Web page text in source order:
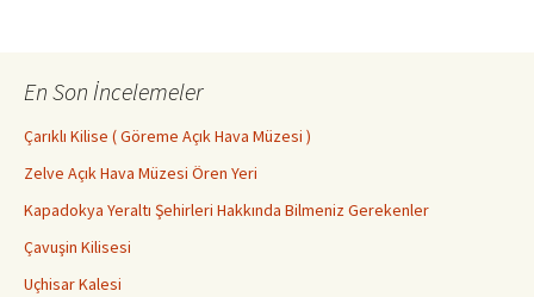
En Son İncelemeler
Çarıklı Kilise ( Göreme Açık Hava Müzesi )
Zelve Açık Hava Müzesi Ören Yeri
Kapadokya Yeraltı Şehirleri Hakkında Bilmeniz Gerekenler
Çavuşin Kilisesi
Uçhisar Kalesi